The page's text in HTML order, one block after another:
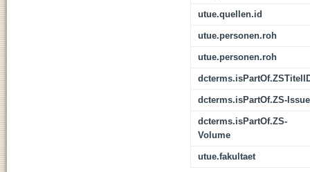
utue.quellen.id
utue.personen.roh
utue.personen.roh
dcterms.isPartOf.ZS-Issue
dcterms.isPartOf.ZS-
Volume
utue.fakultaet